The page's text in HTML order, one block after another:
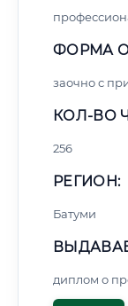
ФОРМА
заочно с
КОЛ-ВО
256
РЕГИОН:
Батуми
диплом о